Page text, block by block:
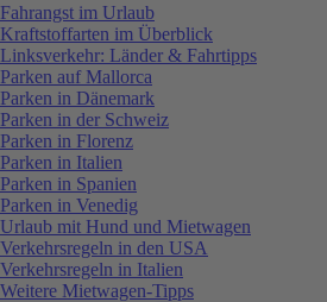
Fahrangst im Urlaub
Kraftstoffarten im Überblick
Linksverkehr: Länder & Fahrtipps
Parken auf Mallorca
Parken in Dänemark
Parken in der Schweiz
Parken in Florenz
Parken in Italien
Parken in Spanien
Parken in Venedig
Urlaub mit Hund und Mietwagen
Verkehrsregeln in den USA
Verkehrsregeln in Italien
Weitere Mietwagen-Tipps